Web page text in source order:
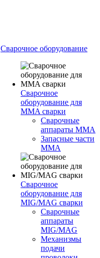
Сварочное оборудование
Сварочное
оборудование для
MMA сварки
Сварочные
аппараты MMA
Запасные части
MMA
Сварочное
оборудование для
MIG/MAG сварки
Сварочные
аппараты
MIG/MAG
Механизмы
подачи